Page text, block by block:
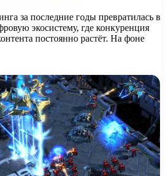
за последние годы превратилась в
экосистему, где конкуренция
постоянно растёт. На фоне